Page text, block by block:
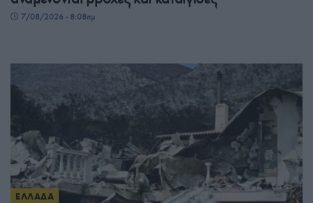
7/08/2026 - 8:08πμ
ΕΛΛΑΔΑ